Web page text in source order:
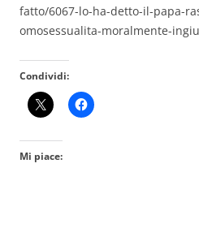
fatto/6067-lo-ha-detto-il-papa-
omosessualita-moralmente-
Condividi:
Mi piace: